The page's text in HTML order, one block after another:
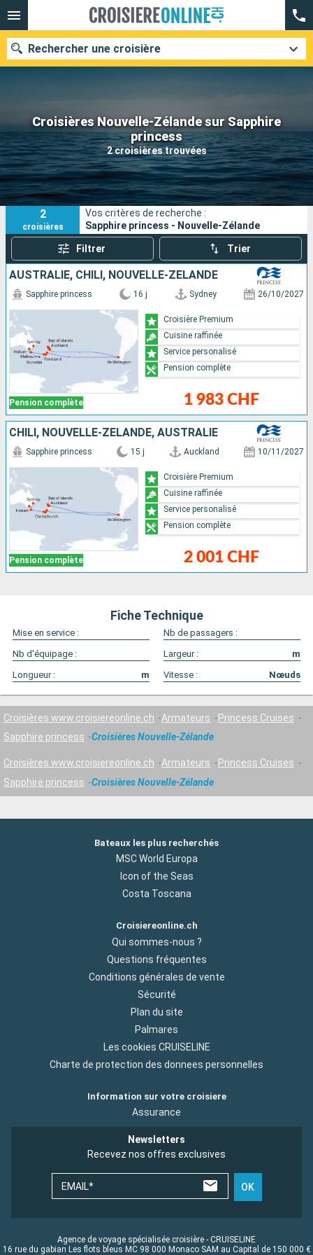
Croisières Nouvelle-Zélande sur Sapphire
princess
2 croisières trouvées
Rechercher une croisière
Nos destinations
Mois de départ
Ports Compagnies
Rechercher
2
croisières
Vos critères de recherche :
Sapphire princess - Nouvelle-Zélande
Filtrer Trier
AUSTRALIE, CHILI, NOUVELLE-ZÉLANDE
Pension complète
Sapphire princess 16 j Sydney 26/10/2027
1 983 CHF
Croisière Premium
Cuisine raffinée
Service personalisé
Pension complète
CHILI, NOUVELLE-ZÉLANDE, AUSTRALIE
Pension complète
Sapphire princess 15 j Auckland 10/11/2027
2 001 CHF
Croisière Premium
Cuisine raffinée
Service personalisé
Pension complète
Fiche Technique
Mise en service :
Nb de passagers :
Nb d'équipage :
Largeur :
m
Longueur :
m Vitesse : Nœuds
Croisières www.croisiereonline.ch Armateurs
Princess Cruises
Sapphire princess
Croisières Nouvelle-Zélande
Croisières www.croisiereonline.ch Armateurs
Princess Cruises
Sapphire princess
Croisières Nouvelle-Zélande
Bateaux les plus recherchés
MSC World Europa
Icon of the Seas
Costa Toscana
Croisiereonline.ch
Qui sommes-nous ?
Questions fréquentes
Conditions générales de vente
Sécurité
Plan du site
Palmares
Les cookies CRUISELINE
Charte de protection des donnees personnelles
Information sur votre croisiere
Assurance
Newsletters
Recevez nos offres exclusives
EMAIL* OK
Agence de voyage spécialisée croisière - CRUISELINE
16 rue du gabian Les flots bleus MC 98 000 Monaco SAM au Capital de 150 000 €